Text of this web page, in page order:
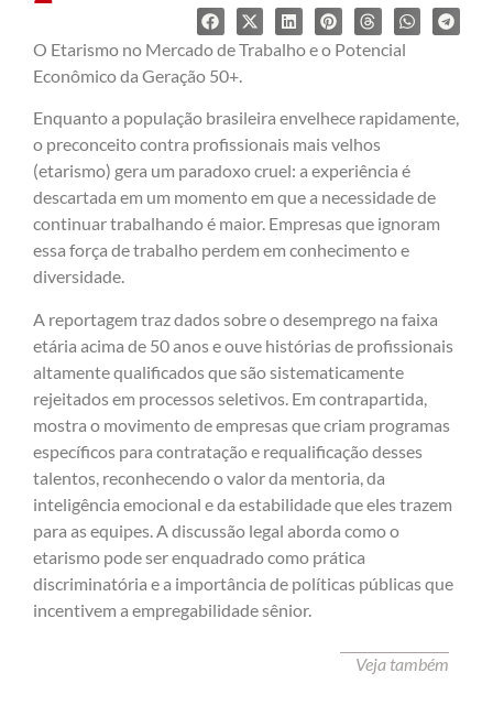
O Etarismo no Mercado de Trabalho e o Potencial
Econômico da Geração 50+.
Enquanto a população brasileira envelhece rapidamente,
o preconceito contra profissionais mais velhos
(etarismo) gera um paradoxo cruel: a experiência é
descartada em um momento em que a necessidade de
continuar trabalhando é maior. Empresas que ignoram
essa força de trabalho perdem em conhecimento e
diversidade.
A reportagem traz dados sobre o desemprego na faixa
etária acima de 50 anos e ouve histórias de profissionais
altamente qualificados que são sistematicamente
rejeitados em processos seletivos. Em contrapartida,
mostra o movimento de empresas que criam programas
específicos para contratação e requalificação desses
talentos, reconhecendo o valor da mentoria, da
inteligência emocional e da estabilidade que eles trazem
para as equipes. A discussão legal aborda como o
etarismo pode ser enquadrado como prática
discriminatória e a importância de políticas públicas que
incentivem a empregabilidade sênior.
Veja também